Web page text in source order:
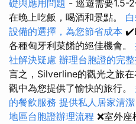
礎與應用問題 - 巡遊需要1.5-
在晚上吃飯，喝酒和景點。
設備的選擇，為您節省成本
各種匈牙利菜餚的絕佳機會。
社解決疑慮 辦理台胞證的完
言之，Silverline的觀光之旅
觀中為您提供了愉快的旅行。
的餐飲服務 提供私人居家清
地區台胞證辦理流程 ❌室外座